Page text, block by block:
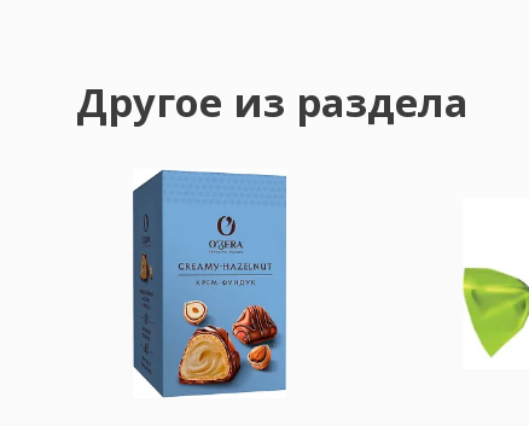
Другое из раздела